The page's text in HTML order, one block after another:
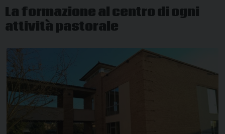
La formazione al centro di ogni
attività pastorale